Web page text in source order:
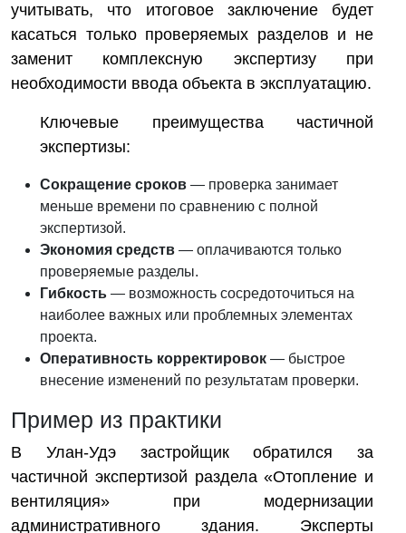
учитывать, что итоговое заключение будет
касаться только проверяемых разделов и не
заменит комплексную экспертизу при
необходимости ввода объекта в эксплуатацию.
Ключевые преимущества частичной
экспертизы:
Сокращение сроков — проверка занимает
меньше времени по сравнению с полной
экспертизой.
Экономия средств — оплачиваются только
проверяемые разделы.
Гибкость — возможность сосредоточиться на
наиболее важных или проблемных элементах
проекта.
Оперативность корректировок — быстрое
внесение изменений по результатам проверки.
Пример из практики
В Улан-Удэ застройщик обратился за
частичной экспертизой раздела «Отопление и
вентиляция» при модернизации
административного здания. Эксперты